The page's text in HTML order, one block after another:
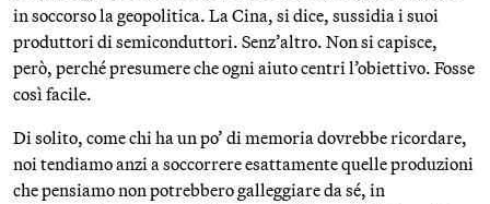
in soccorso la geopolitica. La Cina, si dice, sussidia i suoi
produttori di semiconduttori. Senz’altro. Non si capisce,
però, perché presumere che ogni aiuto centri l’obiettivo. Fosse
così facile.
Di solito, come chi ha un po’ di memoria dovrebbe ricordare,
noi tendiamo anzi a soccorrere esattamente quelle produzioni
che pensiamo non potrebbero galleggiare da sé, in